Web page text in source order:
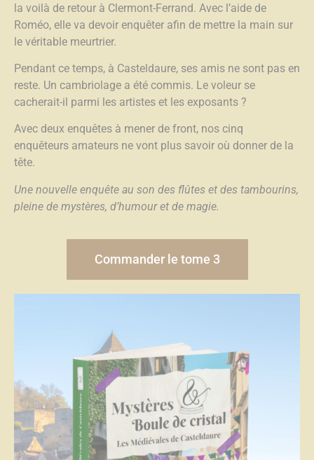
la voilà de retour à Clermont-Ferrand. Avec l’aide de
Roméo, elle va devoir enquêter afin de mettre la main sur
le véritable meurtrier.
Pendant ce temps, à Casteldaure, ses amis ne sont pas en
reste. Un cambriolage a été commis. Le voleur se
cacherait-il parmi les artistes et les exposants ?
Avec deux enquêtes à mener de front, nos cinq
enquêteurs amateurs ne vont plus savoir où donner de la
tête.
Une nouvelle enquête au son des flûtes et des tambourins,
pleine de mystères, d’humour et de magie.
Commander le tome 3